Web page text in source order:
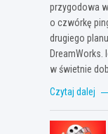
przygodowa
o czwórkę
drugiego
DreamWorks.
w świetnie
Czytaj dalej